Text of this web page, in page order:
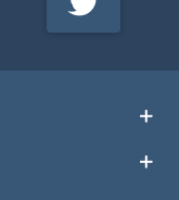
Twitter